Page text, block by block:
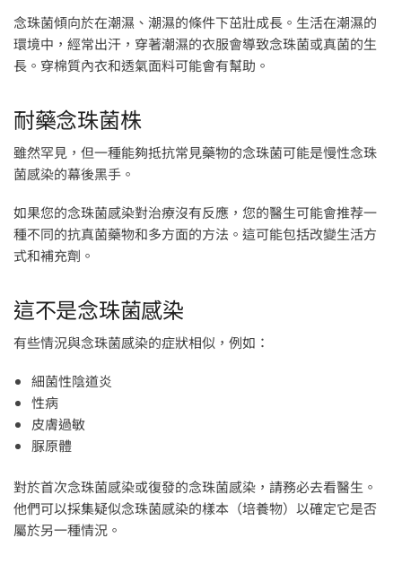
念珠菌傾向於在潮濕、潮濕的條件下茁壯成長。生活在潮濕的
環境中，經常出汗，穿著潮濕的衣服會導致念珠菌或真菌的生
長。穿棉質內衣和透氣面料可能會有幫助。
耐藥念珠菌株
雖然罕見，但一種能夠抵抗常見藥物的念珠菌可能是慢性念珠
菌感染的幕後黑手。
如果您的念珠菌感染對治療沒有反應，您的醫生可能會推荐一
種不同的抗真菌藥物和多方面的方法。這可能包括改變生活方
式和補充劑。
這不是念珠菌感染
有些情況與念珠菌感染的症狀相似，例如：
細菌性陰道炎
性病
皮膚過敏
脲原體
對於首次念珠菌感染或復發的念珠菌感染，請務必去看醫生。
他們可以採集疑似念珠菌感染的樣本（培養物）以確定它是否
屬於另一種情況。